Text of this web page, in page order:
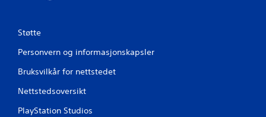
Støtte
Personvern og informasjonskapsler
Bruksvilkår for nettstedet
Nettstedsoversikt
PlayStation Studios